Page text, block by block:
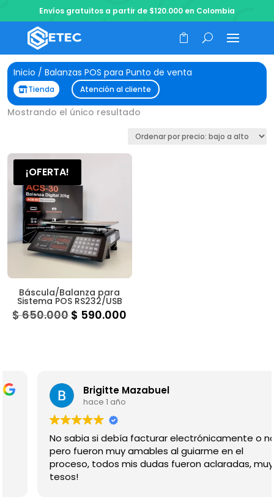
Envíos gratuitos a partir de $120.000 en Colombia
Inicio / Balanzas POS para Punto de venta
Tienda Atención al cliente
Mostrando el único resultado
¡OFERTA!
Báscula/Balanza para
Sistema POS RS232/USB
$650.000El
precio
$ 590.000
Brigitte Mazabuel
hace 1 año
No sabia si debía facturar electrónicamente o no,
pero fueron muy amables al guiarme en el
proceso, todos mis dudas fueron aclaradas, muy